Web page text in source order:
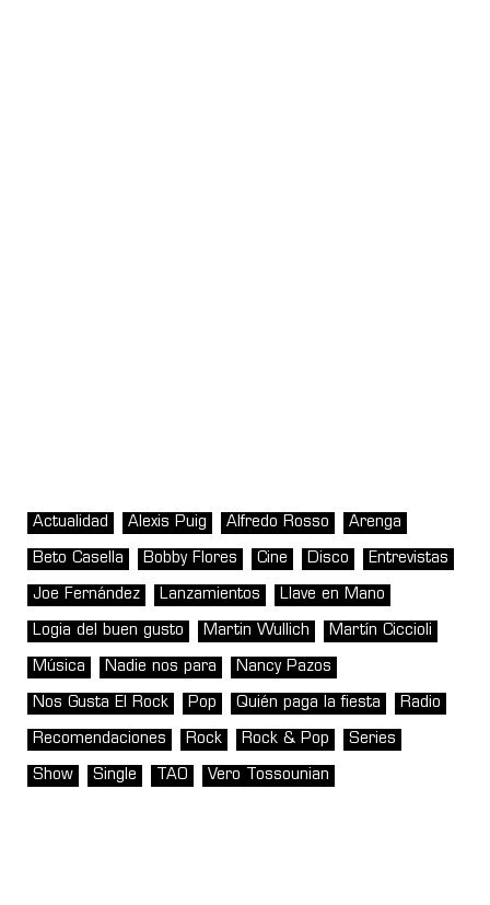
Actualidad Alexis Puig Alfredo Rosso Arenga
Beto Casella Bobby Flores Cine Disco Entrevistas
Joe Fernández Lanzamientos Llave en Mano
Logia del buen gusto Martin Wullich Martín Ciccioli
Música Nadie nos para Nancy Pazos
Nos Gusta El Rock Pop Quién paga la fiesta Radio
Recomendaciones Rock Rock & Pop Series
Show Single TAO Vero Tossounian